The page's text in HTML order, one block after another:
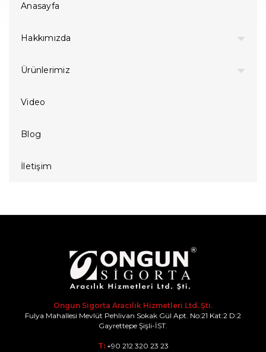
Anasayfa
Hakkımızda
Ürünlerimiz
Video
Blog
İletişim
Ongun Sigorta Aracılık Hizmetleri Ltd. Şti.
Fulya Mahallesi Mevlüt Pehlivan Sokak Gül Apt. No:21 Kat:2 D:2
Gayrettepe Şişli-İST.
T:+90 212 320 23 23